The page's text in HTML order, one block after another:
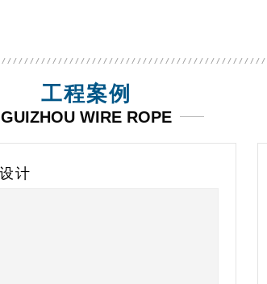
工程案例
GUIZHOU WIRE ROPE